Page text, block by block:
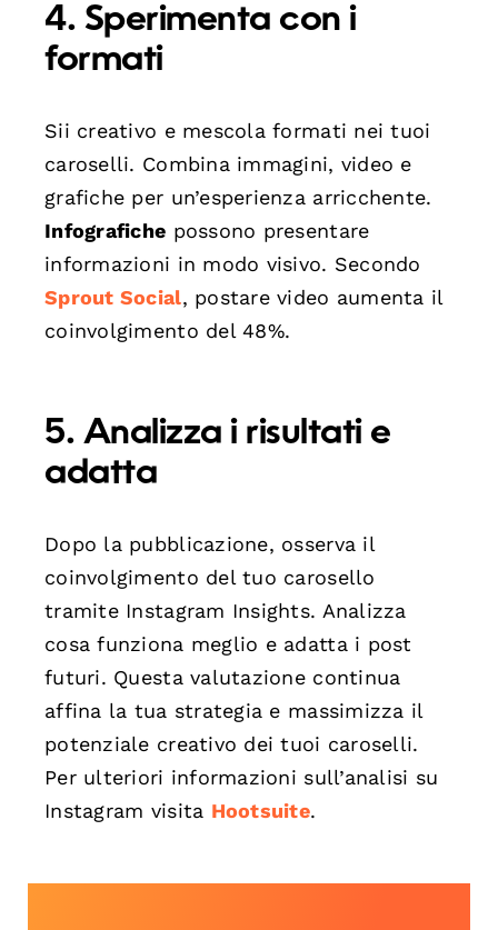
4. Sperimenta con i
formati
Sii creativo e mescola formati nei tuoi
caroselli. Combina immagini, video e
grafiche per un’esperienza arricchente.
Infografiche possono presentare
informazioni in modo visivo. Secondo
Sprout Social, postare video aumenta il
coinvolgimento del 48%.
5. Analizza i risultati e
adatta
Dopo la pubblicazione, osserva il
coinvolgimento del tuo carosello
tramite Instagram Insights. Analizza
cosa funziona meglio e adatta i post
futuri. Questa valutazione continua
affina la tua strategia e massimizza il
potenziale creativo dei tuoi caroselli.
Per ulteriori informazioni sull’analisi su
Instagram visita Hootsuite.